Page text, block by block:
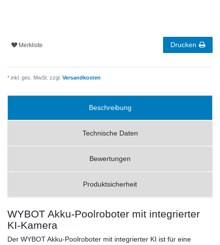
Merkliste Drucken
* inkl. ges. MwSt. zzgl. Versandkosten
Beschreibung
Technische Daten
Bewertungen
Produktsicherheit
WYBOT Akku-Poolroboter mit integrierter
KI-Kamera
Der WYBOT Akku-Poolroboter mit integrierter KI ist für eine